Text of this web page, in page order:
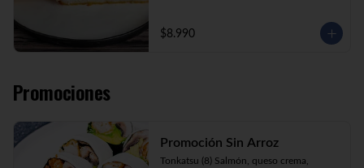
$8.990
Promociones
Promoción Sin Arroz
Tonkatsu (8) Salmón, queso crema,